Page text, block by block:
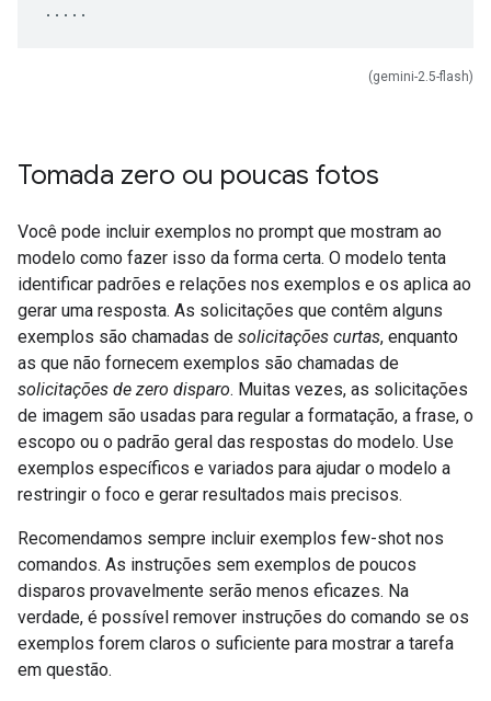
(gemini-2.5-flash)
Tomada zero ou poucas fotos
Você pode incluir exemplos no prompt que mostram ao
modelo como fazer isso da forma certa. O modelo tenta
identificar padrões e relações nos exemplos e os aplica ao
gerar uma resposta. As solicitações que contêm alguns
exemplos são chamadas de solicitações curtas, enquanto
as que não fornecem exemplos são chamadas de
solicitações de zero disparo. Muitas vezes, as solicitações
de imagem são usadas para regular a formatação, a frase, o
escopo ou o padrão geral das respostas do modelo. Use
exemplos específicos e variados para ajudar o modelo a
restringir o foco e gerar resultados mais precisos.
Recomendamos sempre incluir exemplos few-shot nos
comandos. As instruções sem exemplos de poucos
disparos provavelmente serão menos eficazes. Na
verdade, é possível remover instruções do comando se os
exemplos forem claros o suficiente para mostrar a tarefa
em questão.